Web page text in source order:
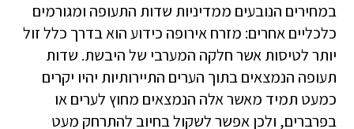
במחירים הנובעים ממדיניות שדות התעופה ומגורמים
כלכליים אחרים: מזרח אירופה כידוע הוא בדרך כלל זול
יותר לטיסות אשר חלקה המערבי של היבשת. שדות
תעופה הנמצאים בתוך הערים התיירותיות יהיו יקרים
כמעט תמיד מאשר אלה הנמצאים מחוץ לערים או
בפרברים, ולכן אפשר לשקול בחיוב להתרחק מעט